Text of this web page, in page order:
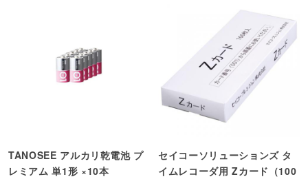
TANOSEE アルカリ乾電池 プ
レミアム 単1形 ×10本
セイコーソリューションズ タ
イムレコーダ用 Zカード（100